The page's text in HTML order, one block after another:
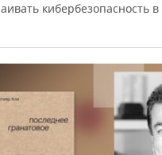
кибербезопасность в